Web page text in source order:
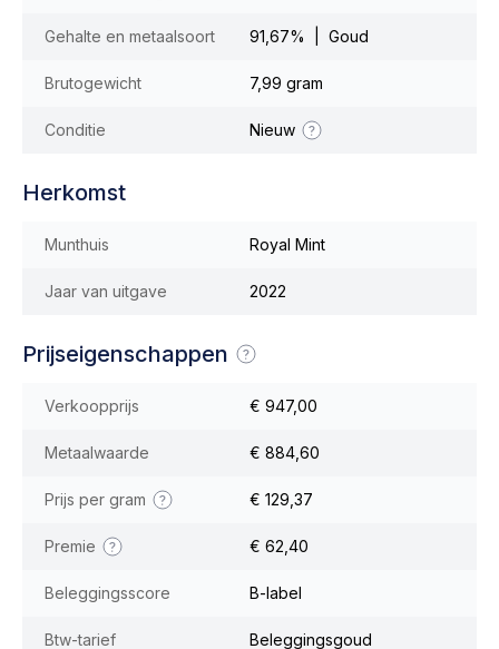
Gehalte en metaalsoort 91,67% | Goud
Brutogewicht 7,99 gram
Conditie Nieuw
Herkomst
Munthuis Royal Mint
Jaar van uitgave 2022
Prijseigenschappen
Verkoopprijs € 947,00
Metaalwaarde € 884,60
Prijs per gram € 129,37
Premie € 62,40
Beleggingsscore B-label
Btw-tarief Beleggingsgoud